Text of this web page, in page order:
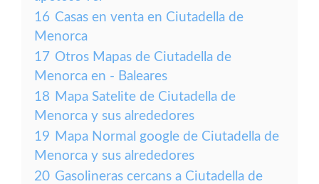
16 Casas en venta en Ciutadella de
Menorca
17 Otros Mapas de Ciutadella de
Menorca en - Baleares
18 Mapa Satelite de Ciutadella de
Menorca y sus alrededores
19 Mapa Normal google de Ciutadella de
Menorca y sus alrededores
20 Gasolineras cercans a Ciutadella de